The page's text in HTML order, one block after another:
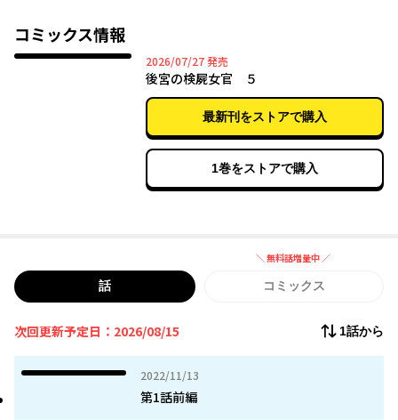
眠りしてばかりの侍女・桃花（とうか）。
桃花が覚醒するのは遺体を前にしたときだけで――？
後宮にうずまく疑惑と謎を検屍術で解き明かす、中華風後宮検屍
コミックス情報
2026/07/272026年07月27日
発売
後宮の検屍女官 ５
最新刊をストアで購入
1巻をストアで購入
＼ 無料話増量中 ／
話 無料話増量中
コミックス
次回更新予定日：2026/08/15 1話から
2022/11/13
2022年11月13日
第1話前編